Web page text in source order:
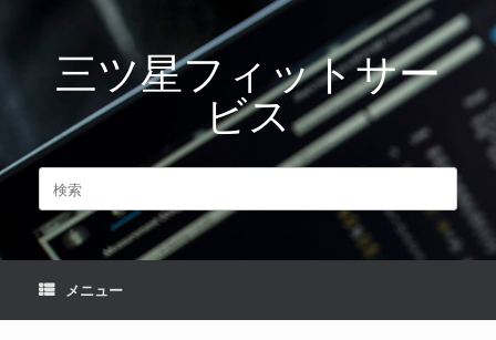
ッ
三ツ星フィットサー
ビス
検
対
象:
メニュー